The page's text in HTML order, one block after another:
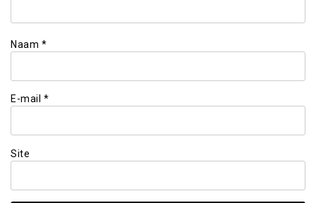
Naam *
E-mail *
Site